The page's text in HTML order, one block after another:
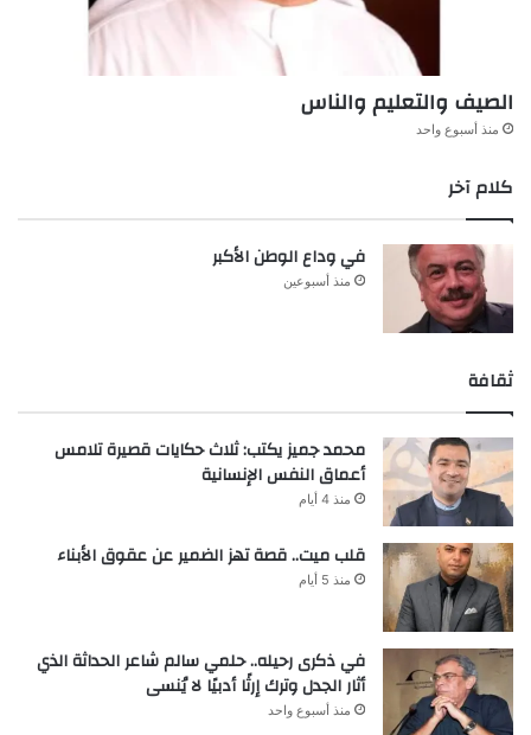
الصيف والتعليم والناس
منذ أسبوع واحد
كلام آخر
في وداع الوطن الأكبر
منذ أسبوعين
ثقافة
محمد جميز يكتب: ثلاث حكايات قصيرة تلامس
أعماق النفس الإنسانية
منذ 4 أيام
قلب ميت.. قصة تهز الضمير عن عقوق الأبناء
منذ 5 أيام
في ذكرى رحيله.. حلمي سالم شاعر الحداثة الذي
أثار الجدل وترك إرثًا أدبيًا لا يُنسى
منذ أسبوع واحد